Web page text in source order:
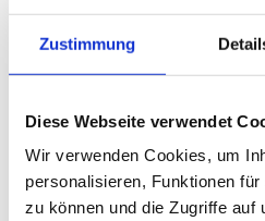
Zustimmung
Diese Webseite verwendet
Wir verwenden Cookies, um
personalisieren, Funktionen
zu können und die Zugriffe auf